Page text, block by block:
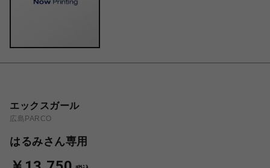
エックスガール
広島PARCO
はるみさん専用